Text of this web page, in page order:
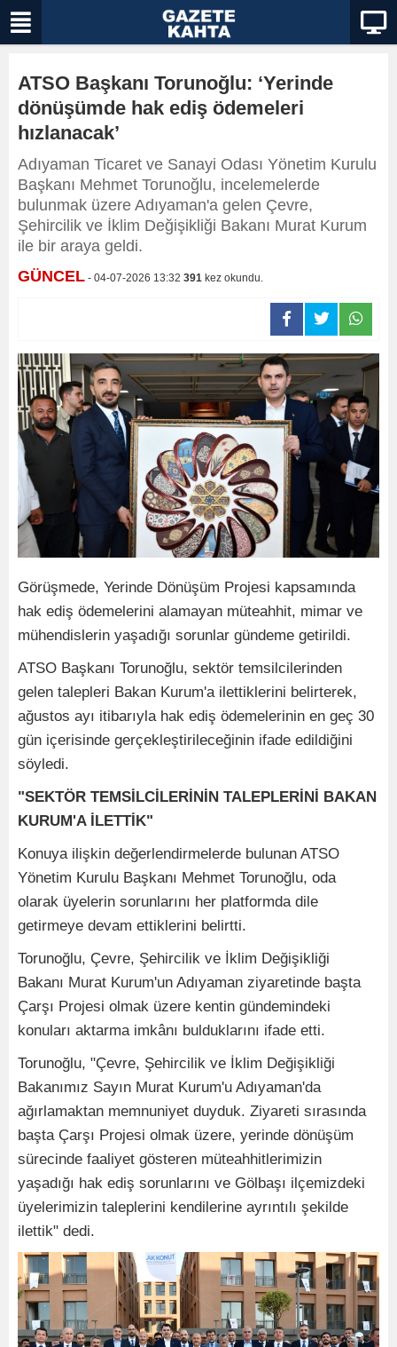
ATSO Başkanı Torunoğlu: ‘Yerinde
dönüşümde hak ediş ödemeleri
hızlanacak’
Adıyaman Ticaret ve Sanayi Odası Yönetim Kurulu
Başkanı Mehmet Torunoğlu, incelemelerde
bulunmak üzere Adıyaman'a gelen Çevre,
Şehircilik ve İklim Değişikliği Bakanı Murat Kurum
ile bir araya geldi.
GÜNCEL - 04-07-2026 13:32 391 kez okundu.
Görüşmede, Yerinde Dönüşüm Projesi kapsamında
hak ediş ödemelerini alamayan müteahhit, mimar ve
mühendislerin yaşadığı sorunlar gündeme getirildi.
ATSO Başkanı Torunoğlu, sektör temsilcilerinden
gelen talepleri Bakan Kurum'a ilettiklerini belirterek,
ağustos ayı itibarıyla hak ediş ödemelerinin en geç 30
gün içerisinde gerçekleştirileceğinin ifade edildiğini
söyledi.
"SEKTÖR TEMSİLCİLERİNİN TALEPLERİNİ BAKAN
KURUM'A İLETTİK"
Konuya ilişkin değerlendirmelerde bulunan ATSO
Yönetim Kurulu Başkanı Mehmet Torunoğlu, oda
olarak üyelerin sorunlarını her platformda dile
getirmeye devam ettiklerini belirtti.
Torunoğlu, Çevre, Şehircilik ve İklim Değişikliği
Bakanı Murat Kurum'un Adıyaman ziyaretinde başta
Çarşı Projesi olmak üzere kentin gündemindeki
konuları aktarma imkânı bulduklarını ifade etti.
Torunoğlu, "Çevre, Şehircilik ve İklim Değişikliği
Bakanımız Sayın Murat Kurum'u Adıyaman'da
ağırlamaktan memnuniyet duyduk. Ziyareti sırasında
başta Çarşı Projesi olmak üzere, yerinde dönüşüm
sürecinde faaliyet gösteren müteahhitlerimizin
yaşadığı hak ediş sorunlarını ve Gölbaşı ilçemizdeki
üyelerimizin taleplerini kendilerine ayrıntılı şekilde
ilettik" dedi.